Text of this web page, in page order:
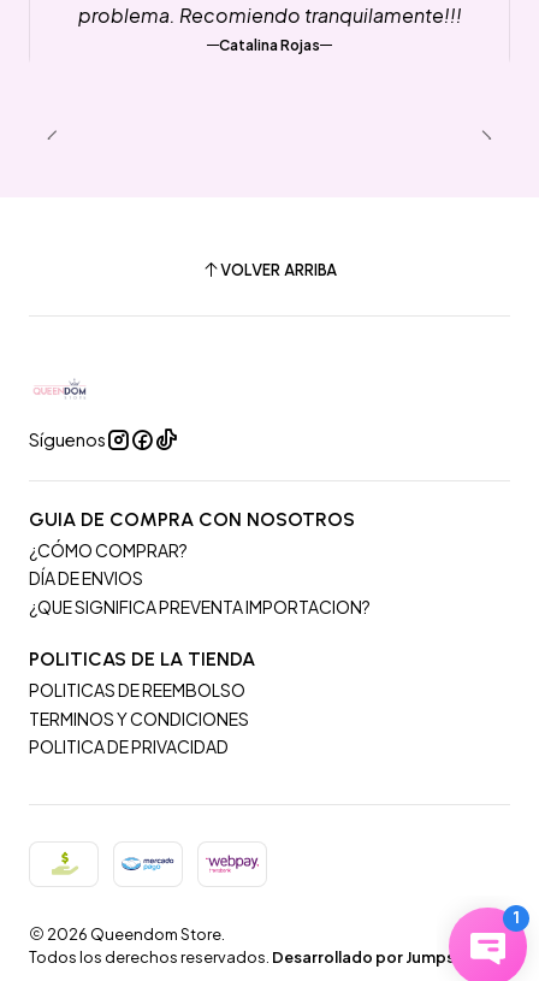
problema. Recomiendo tranquilamente!!!
Catalina Rojas
VOLVER ARRIBA
Síguenos
GUIA DE COMPRA CON NOSOTROS
¿CÓMO COMPRAR?
DÍA DE ENVIOS
¿QUE SIGNIFICA PREVENTA IMPORTACION?
POLITICAS DE LA TIENDA
POLITICAS DE REEMBOLSO
TERMINOS Y CONDICIONES
POLITICA DE PRIVACIDAD
2026 Queendom Store.
Todos los derechos reservados. Desarrollado por Jumpseller.